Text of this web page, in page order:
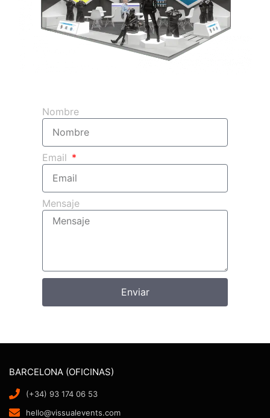
Nombre
Email
Mensaje
Enviar
BARCELONA (OFICINAS)
(+34) 93 174 06 53
hello@vissualevents.com